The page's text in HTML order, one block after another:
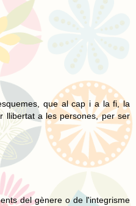
que al cap i a la fi, la
llibertat a les persones, per ser
del gènere o de l'integrisme